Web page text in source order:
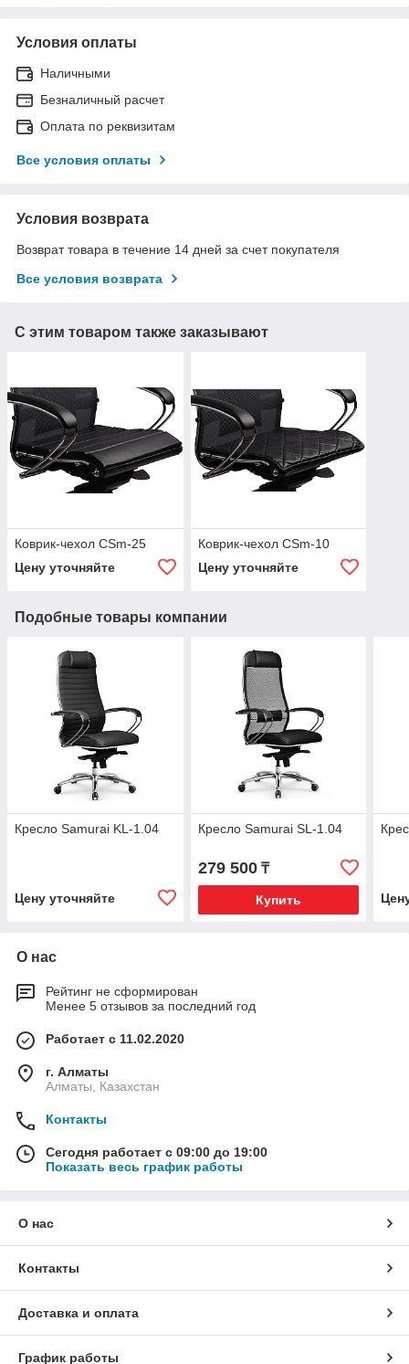
Условия оплаты
Наличными
Безналичный расчет
Оплата по реквизитам
Все условия оплаты
Условия возврата
Возврат товара в течение 14 дней за счет покупателя
Все условия возврата
С этим товаром также заказывают
Коврик-чехол CSm-25
Цену уточняйте
Коврик-чехол CSm-10
Цену уточняйте
Подобные товары компании
Кресло Samurai KL-1.04
Цену уточняйте
Кресло Samurai SL-1.04
279 500₸
Купить
О нас
Рейтинг не сформирован
Менее 5 отзывов за последний год
Работает с 11.02.2020
г. Алматы
Алматы, Казахстан
Контакты
Сегодня работает с 09:00 до 19:00
Показать весь график работы
О нас
Контакты
Доставка и оплата
График работы